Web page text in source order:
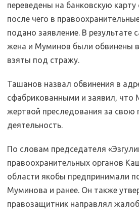
переведены на банковскую карту
после чего в
подано заявление. В результате
жена и Муминов были обвинены
взяты под стражу.
Ташанов назвал обвинения в
сфабрикованными и заявил, что
жертвой преследования за свою
деятельность.
По словам председателя
правоохранительных органов
области якобы предпринимали
Муминова и ранее. Он также
правозащитник направлял